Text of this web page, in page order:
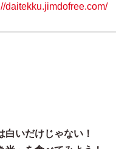
daitekku.jimdofree.com/
白いだけじゃない！